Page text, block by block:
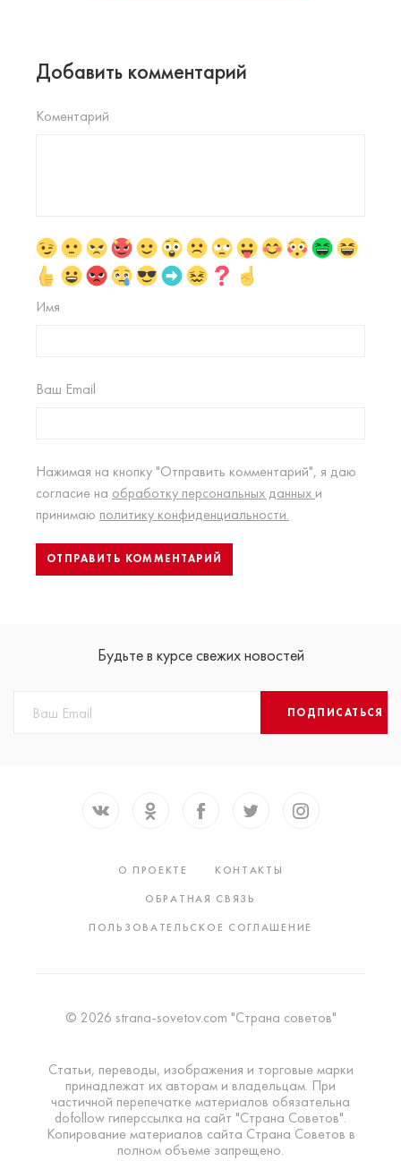
Добавить комментарий
Коментарий
Имя
Ваш Email
Нажимая на кнопку "Отправить комментарий", я даю
согласие на обработку персональных данных и
принимаю политику конфиденциальности.
Будьте в курсе свежих новостей
ПОДПИСАТЬСЯ
О ПРОЕКТЕ
КОНТАКТЫ
ОБРАТНАЯ СВЯЗЬ
ПОЛЬЗОВАТЕЛЬСКОЕ СОГЛАШЕНИЕ
© 2026 strana-sovetov.com "Страна советов"
Статьи, переводы, изображения и торговые марки
принадлежат их авторам и владельцам. При
частичной перепечатке материалов обязательна
dofollow гиперссылка на сайт "Страна Советов".
Копирование материалов сайта Страна Советов в
полном объеме запрещено.